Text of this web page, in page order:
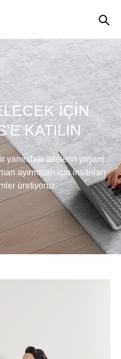
IÇIN
KATILIN
yanındaki ailelerin yaşam
ayırmaları için insanları
üretiyoruz.